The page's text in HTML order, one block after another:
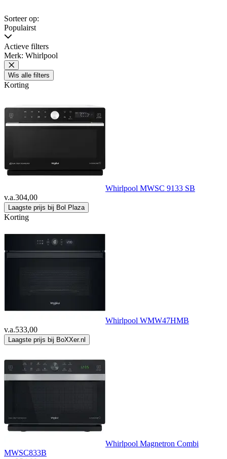
Sorteer op:
Populairst
Actieve filters
Merk: Whirlpool
Wis alle filters
Korting
Whirlpool MWSC 9133 SB
v.a.304,00
Laagste prijs bij Bol Plaza
Korting
Whirlpool WMW47HMB
v.a.533,00
Laagste prijs bij BoXXer.nl
Whirlpool Magnetron Combi
MWSC833B